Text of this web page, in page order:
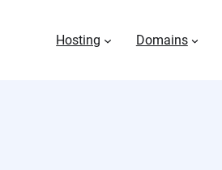
Hosting Domains